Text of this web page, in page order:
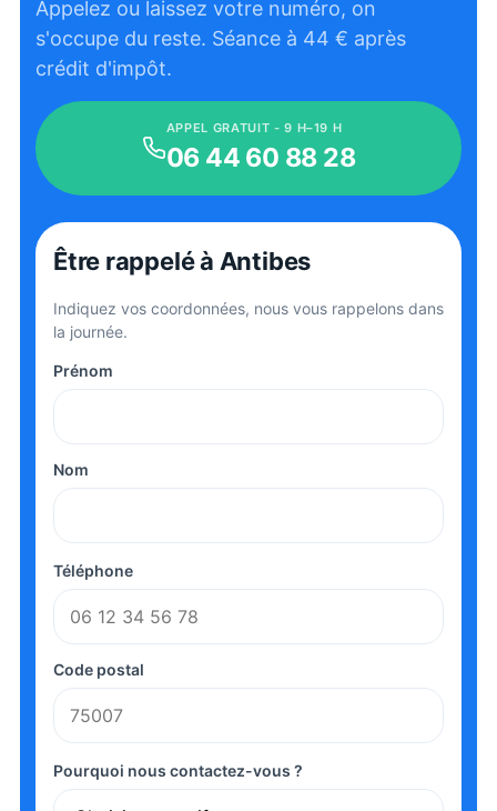
Appelez ou laissez votre numéro, on
s'occupe du reste. Séance à 44 € après
crédit d'impôt.
APPEL GRATUIT - 9 H–19 H
06 44 60 88 28
Être rappeléà Antibes
Indiquez vos coordonnées, nous vous rappelons dans
la journée.
Prénom
Nom
Téléphone
Code postal
Pourquoi nous contactez-vous ?